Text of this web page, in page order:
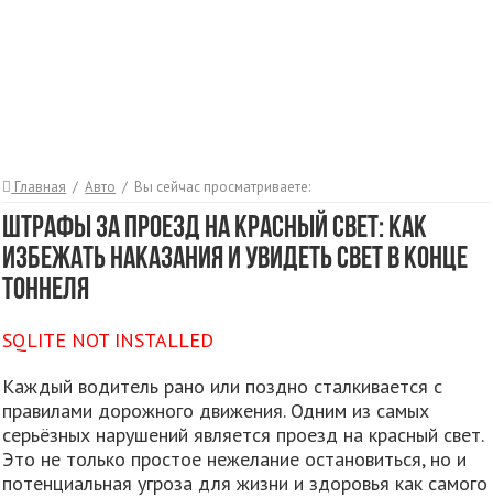
Главная / Авто / Вы сейчас просматриваете:
Штрафы за проезд на красный свет: как
избежать наказания и увидеть свет в конце
тоннеля
SQLITE NOT INSTALLED
Каждый водитель рано или поздно сталкивается с
правилами дорожного движения. Одним из самых
серьёзных нарушений является проезд на красный свет.
Это не только простое нежелание остановиться, но и
потенциальная угроза для жизни и здоровья как самого